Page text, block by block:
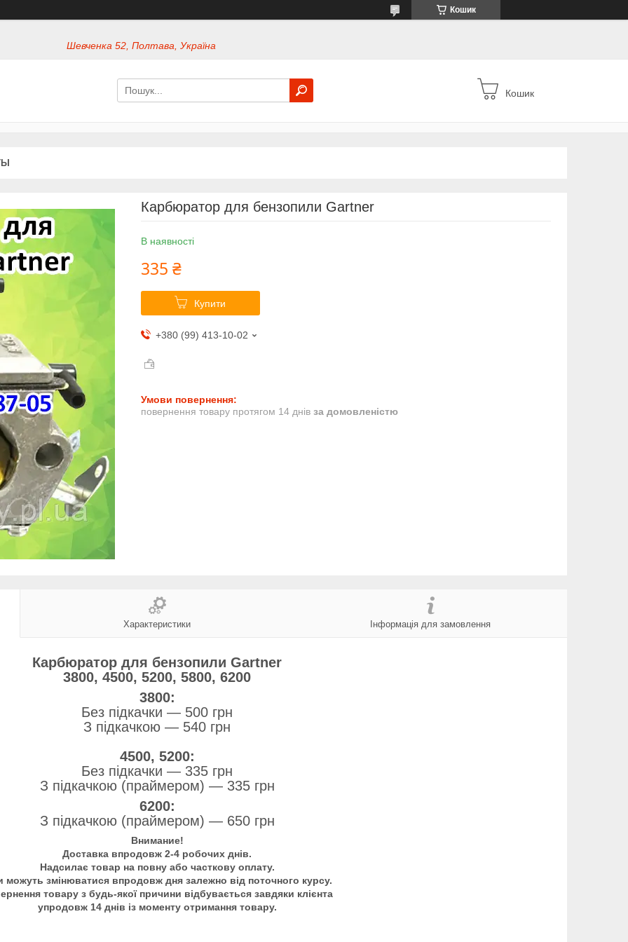
Кошик
Шевченка 52, Полтава, Україна
Кошик
Карбюратор для бензопили Gartner
В наявності
335 ₴
Купити
+380 (99) 413-10-02
повернення товару протягом 14 днів за домовленістю
Характеристики Інформація для замовлення
Карбюратор для бензопили Gartner
3800, 4500, 5200, 5800, 6200
3800:
Без підкачки — 500 грн
З підкачкою — 540 грн
4500, 5200:
Без підкачки — 335 грн
З підкачкою (праймером) — 335 грн
6200:
З підкачкою (праймером) — 650 грн
Внимание!
Доставка впродовж 2-4 робочих днів.
Надсилає товар на повну або часткову оплату.
можуть змінюватися впродовж дня залежно від поточного курсу.
товару з будь-якої причини відбувається завдяки клієнта
упродовж 14 днів із моменту отримання товару.